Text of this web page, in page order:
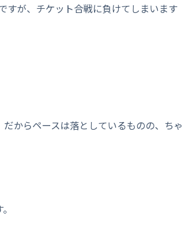
すが、チケット合戦に負けてしまいます
からペースは落としているものの、ちゃ